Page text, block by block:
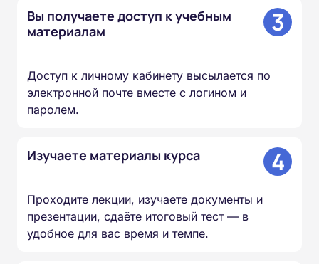
Вы получаете доступ к учебным
материалам
3
Доступ к личному кабинету высылается по
электронной почте вместе с логином и
паролем.
Изучаете материалы курса 4
Проходите лекции, изучаете документы и
презентации, сдаёте итоговый тест — в
удобное для вас время и темпе.